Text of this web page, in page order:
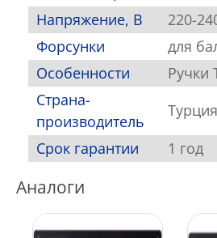
Напряжение, В
220-
Форсунки
для
Особенности
Ручки
Страна-
производитель
Турция
Срок гарантии
1 год
Аналоги